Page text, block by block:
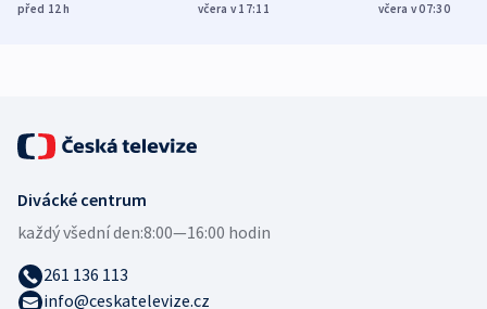
Poláky nebezpečné
před 12h
míní estonský
včera v 17:11
ukázala
včera v 07:30
Divácké centrum
každý všední den:8:00—16:00 hodin
261 136 113
info@ceskatelevize.cz